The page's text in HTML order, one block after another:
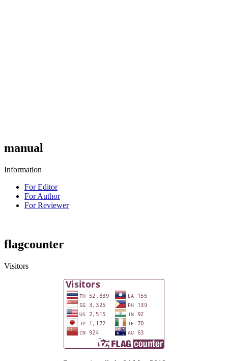
manual
Information
For Editor
For Author
For Reviewer
flagcounter
Visitors